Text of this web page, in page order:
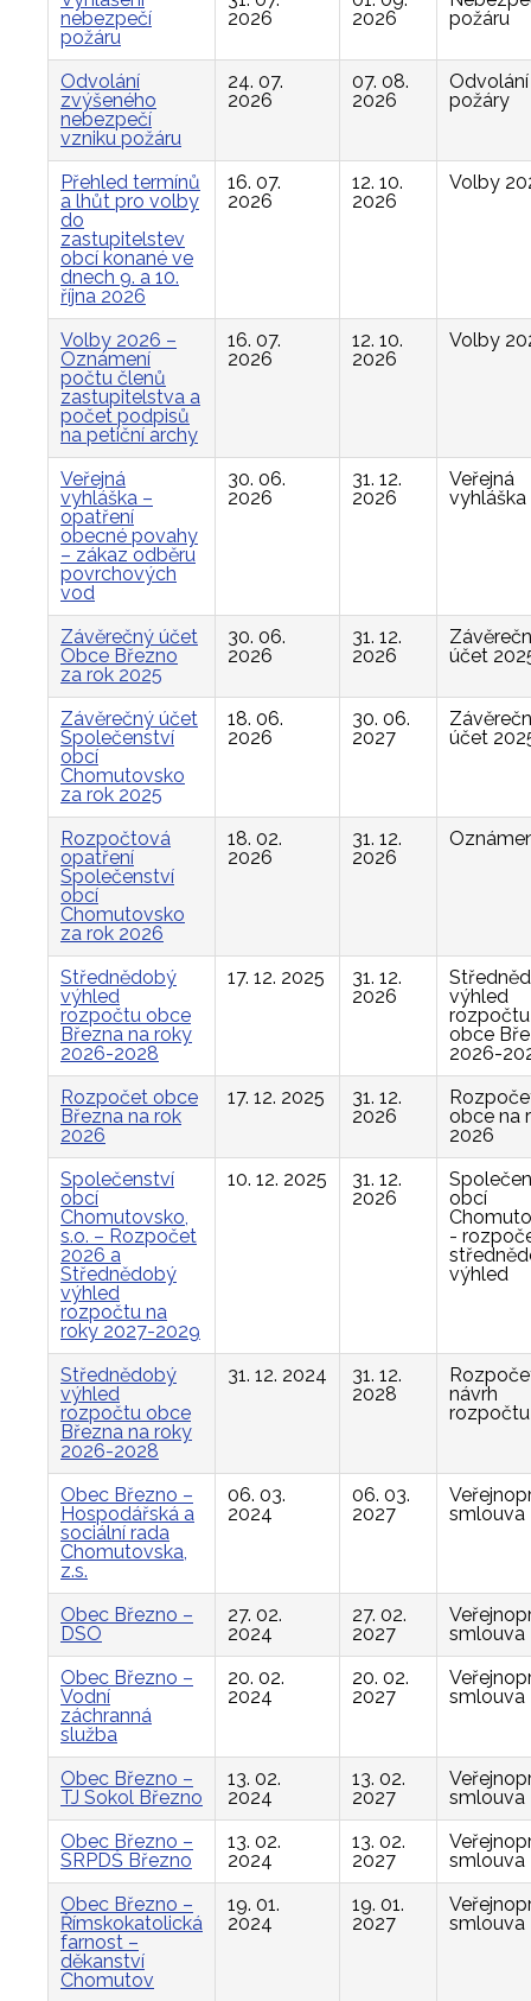
nebezpečí
požáru
2026
2026
požáru
Odvolání
zvýšeného
nebezpečí
vzniku požáru
24. 07.
2026
07. 08.
2026
Odvolání
požáry
Přehled termínů
a lhůt pro volby
do
zastupitelstev
obcí konané ve
dnech 9. a 10.
října 2026
16. 07.
2026
12. 10.
2026
Volby
Volby 2026 –
Oznámení
počtu členů
zastupitelstva a
počet podpisů
na petiční archy
16. 07.
2026
12. 10.
2026
Volby
Veřejná
vyhláška –
opatření
obecné povahy
– zákaz odběru
povrchových
vod
30. 06.
2026
31. 12.
2026
Veřejná
vyhláška
Závěrečný účet
Obce Březno
za rok 2025
30. 06.
2026
31. 12.
2026
účet
Závěrečný účet
Společenství
obcí
Chomutovsko
za rok 2025
18. 06.
2026
30. 06.
2027
účet
Rozpočtová
opatření
Společenství
obcí
Chomutovsko
za rok 2026
18. 02.
2026
31. 12.
2026
Střednědobý
výhled
rozpočtu obce
Března na roky
2026-2028
17. 12. 2025
31. 12.
2026
výhled
rozpočtu
obce
2026-
Rozpočet obce
Března na rok
2026
17. 12. 2025
31. 12.
2026
obce na
2026
Společenství
obcí
Chomutovsko,
s.o. – Rozpočet
2026 a
Střednědobý
výhled
rozpočtu na
roky 2027-2029
10. 12. 2025
31. 12.
2026
obcí
-
výhled
Střednědobý
výhled
rozpočtu obce
Března na roky
2026-2028
31. 12. 2024
31. 12.
2028
návrh
rozpočtu
Obec Březno –
Hospodářská a
sociální rada
Chomutovska,
z.s.
06. 03.
2024
06. 03.
2027
smlouva
Obec Březno –
DSO
27. 02.
2024
27. 02.
2027
smlouva
Obec Březno –
Vodní
záchranná
služba
20. 02.
2024
20. 02.
2027
smlouva
Obec Březno –
TJ Sokol Březno
13. 02.
2024
13. 02.
2027
smlouva
Obec Březno –
SRPDŠ Březno
13. 02.
2024
13. 02.
2027
smlouva
Obec Březno –
Římskokatolická
farnost –
děkanství
Chomutov
19. 01.
2024
19. 01.
2027
smlouva